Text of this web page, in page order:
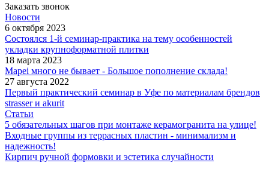
Заказать звонок
Новости
6 октября 2023
Состоялся 1-й семинар-практика на тему особенностей
укладки крупноформатной плитки
18 марта 2023
Mapei много не бывает - Большое пополнение склада!
27 августа 2022
Первый практический семинар в Уфе по материалам брендов
strasser и akurit
Статьи
5 обязательных шагов при монтаже керамогранита на улице!
Входные группы из террасных пластин - минимализм и
надежность!
Кирпич ручной формовки и эстетика случайности